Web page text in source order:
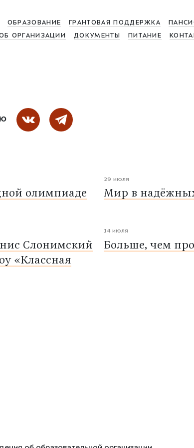
ОБРАЗОВАНИЕ ГРАНТОВАЯ ПОДДЕРЖКА
ОРГАНИЗАЦИИ ДОКУМЕНТЫ ПИТАНИЕ
олимпиаде
29 июля
Мир в
Слонимский
«Классная
14 июля
Больше, чем